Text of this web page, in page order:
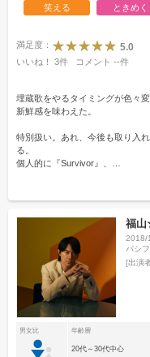
笑える ときめく
満足度： 5.0
いいね！ 3件 コメント --件
埋蔵歌をやるタイミングが色々
新鮮感を味わえた。
特別扱い。あれ、今後も取り入
る。
個人的に『Survivor』、
福山
2018/
パシ
[出演
男女比 年齢層
20代～30代中心